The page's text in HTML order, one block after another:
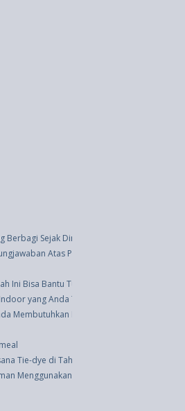
Berbagi Sejak Dini
Atas Pelaksanaan Anggaran
Ini Bisa Bantu Turunkan Kadar Gula Darah
yang Anda Tidak Sadar Sedang Lakukan
Membutuhkan Ruang untuk Sendiri
Tie-dye di Tahun 2018
Menggunakannya Ini